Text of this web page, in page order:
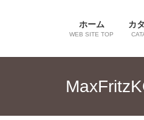
ホーム
WEB SITE TOP
カ